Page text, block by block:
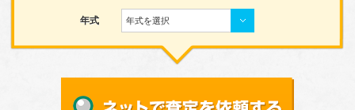
年式 年式を選択